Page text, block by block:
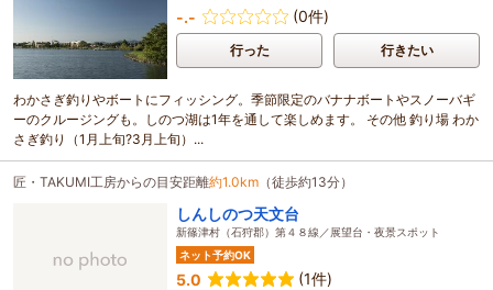
-.- (0件)
行った 行きたい
わかさぎ釣りやボートにフィッシング。季節限定のバナナボートやスノーバギ
ーのクルージングも。しのつ湖は1年を通して楽しめます。 その他 釣り場 わか
さぎ釣り（1月上旬?3月上旬）...
匠・TAKUMI工房からの目安距離約1.0km （徒歩約13分）
しんしのつ天文台
新篠津村（石狩郡）第４８線／展望台・夜景スポット
ネット予約OK
5.0 (1件)